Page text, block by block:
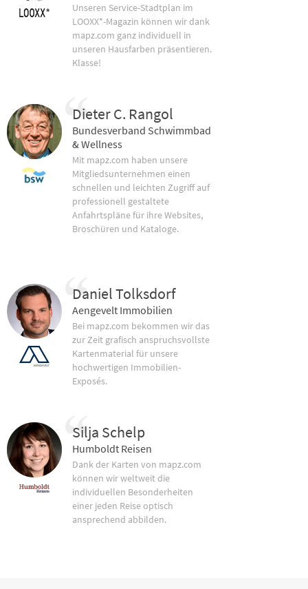
Unseren Service-Stadtplan im
LOOXX*-Magazin können wir dank
mapz.com ganz individuell in
unseren Hausfarben präsentieren.
Klasse!
Dieter C. Rangol
Bundesverband Schwimmbad
& Wellness
Mit mapz.com haben unsere
Mitgliedsunternehmen einen
schnellen und leichten Zugriff auf
professionell gestaltete
Anfahrtspläne für ihre Websites,
Broschüren und Kataloge.
Daniel Tolksdorf
Aengevelt Immobilien
Bei mapz.com bekommen wir das
zur Zeit grafisch anspruchsvollste
Kartenmaterial für unsere
hochwertigen Immobilien-
Exposés.
Silja Schelp
Humboldt Reisen
Dank der Karten von mapz.com
können wir weltweit die
individuellen Besonderheiten
einer jeden Reise optisch
ansprechend abbilden.